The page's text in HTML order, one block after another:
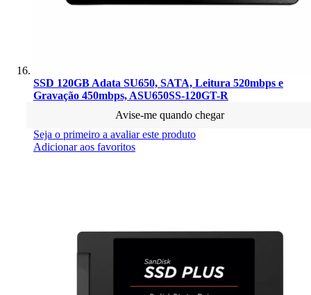
SSD 120GB Adata SU650, SATA, Leitura 520mbps e
Gravação 450mbps, ASU650SS-120GT-R
Avise-me quando chegar
Seja o primeiro a avaliar este produto
Adicionar aos favoritos